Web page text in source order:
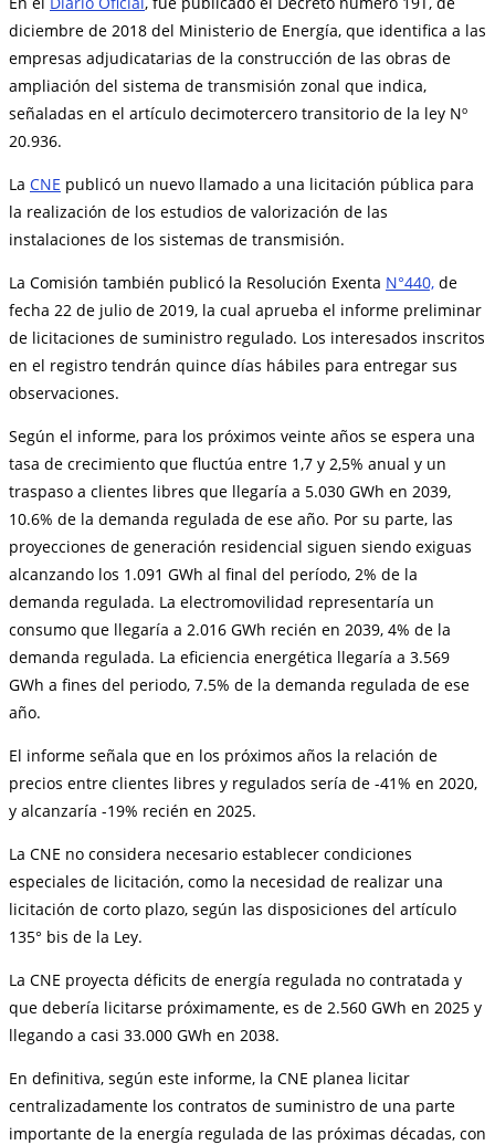
diciembre de 2018 del Ministerio de Energía, que identifica a las
empresas adjudicatarias de la construcción de las obras de
ampliación del sistema de transmisión zonal que indica,
señaladas en el artículo decimotercero transitorio de la ley Nº
20.936.
La CNE publicó un nuevo llamado a una licitación pública para
la realización de los estudios de valorización de las
instalaciones de los sistemas de transmisión.
La Comisión también publicó la Resolución Exenta N°440, de
fecha 22 de julio de 2019, la cual aprueba el informe preliminar
de licitaciones de suministro regulado. Los interesados inscritos
en el registro tendrán quince días hábiles para entregar sus
observaciones.
Según el informe, para los próximos veinte años se espera una
tasa de crecimiento que fluctúa entre 1,7 y 2,5% anual y un
traspaso a clientes libres que llegaría a 5.030 GWh en 2039,
10.6% de la demanda regulada de ese año. Por su parte, las
proyecciones de generación residencial siguen siendo exiguas
alcanzando los 1.091 GWh al final del período, 2% de la
demanda regulada. La electromovilidad representaría un
consumo que llegaría a 2.016 GWh recién en 2039, 4% de la
demanda regulada. La eficiencia energética llegaría a 3.569
GWh a fines del periodo, 7.5% de la demanda regulada de ese
año.
El informe señala que en los próximos años la relación de
precios entre clientes libres y regulados sería de -41% en 2020,
y alcanzaría -19% recién en 2025.
La CNE no considera necesario establecer condiciones
especiales de licitación, como la necesidad de realizar una
licitación de corto plazo, según las disposiciones del artículo
135° bis de la Ley.
La CNE proyecta déficits de energía regulada no contratada y
que debería licitarse próximamente, es de 2.560 GWh en 2025 y
llegando a casi 33.000 GWh en 2038.
En definitiva, según este informe, la CNE planea licitar
centralizadamente los contratos de suministro de una parte
importante de la energía regulada de las próximas décadas, con